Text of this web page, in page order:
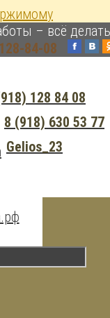
– всё
84-08
128 84 08
8 (918) 630 53 77
Gelios_23